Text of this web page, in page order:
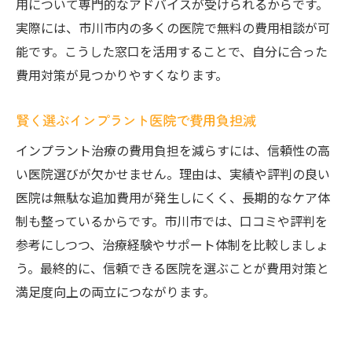
用について専門的なアドバイスが受けられるからです。
実際には、市川市内の多くの医院で無料の費用相談が可
能です。こうした窓口を活用することで、自分に合った
費用対策が見つかりやすくなります。
賢く選ぶインプラント医院で費用負担減
インプラント治療の費用負担を減らすには、信頼性の高
い医院選びが欠かせません。理由は、実績や評判の良い
医院は無駄な追加費用が発生しにくく、長期的なケア体
制も整っているからです。市川市では、口コミや評判を
参考にしつつ、治療経験やサポート体制を比較しましょ
う。最終的に、信頼できる医院を選ぶことが費用対策と
満足度向上の両立につながります。